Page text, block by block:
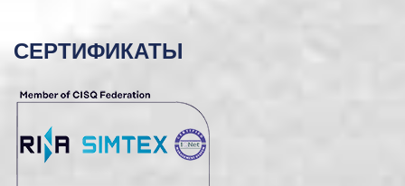
СЕРТИФИКАТЫ